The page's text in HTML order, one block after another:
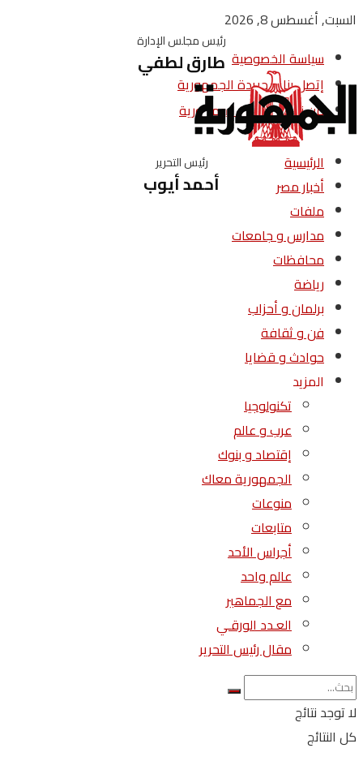
السبت, أغسطس 8, 2026
سياسة الخصوصية
إتصل بنا – جريدة الجمهورية
من نحن – جريدة الجمهورية
رئيس مجلس الإدارة
طارق لطفي
رئيس التحرير
أحمد أيوب
الرئيسية
أخبار مصر
ملفات
مدارس و جامعات
محافظات
رياضة
برلمان و أحزاب
فن و ثقافة
حوادث و قضايا
المزيد
تكنولوجيا
عرب و عالم
إقتصاد و بنوك
الجمهورية معاك
منوعات
متابعات
أجراس الأحد
عالم واحد
مع الجماهير
العـدد الورقـي
مقال رئيس التحرير
لا توجد نتائج
كل النتائج